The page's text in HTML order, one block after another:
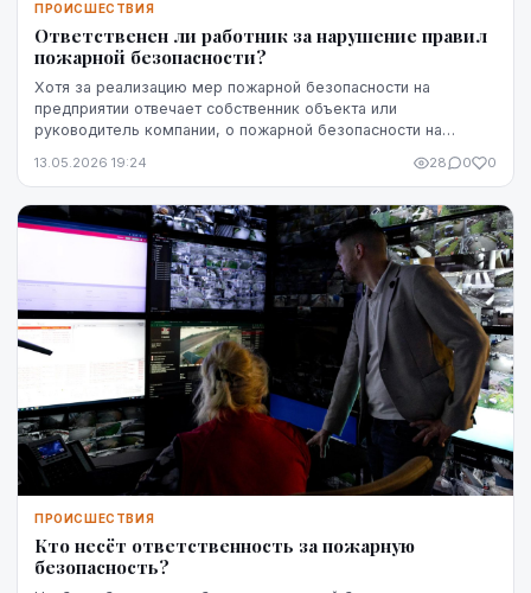
ПРОИСШЕСТВИЯ
Ответственен ли работник за нарушение правил
пожарной безопасности?
Хотя за реализацию мер пожарной безопасности на
предприятии отвечает собственник объекта или
руководитель компании, о пожарной безопасности на
работников ...
13.05.2026 19:24 28 0 0
ПРОИСШЕСТВИЯ
Кто несёт ответственность за пожарную
безопасность?